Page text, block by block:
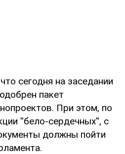
сегодня на заседании
пакет
При этом, по
''бело-сердечных'', с
должны пойти